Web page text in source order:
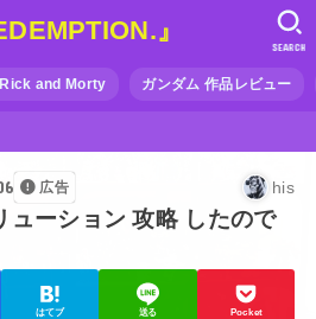
』
Rick and Morty ガンダム 作品レビュー
SEARCH
広告 his
ューション 攻略 したので
はてブ 送る Pocket